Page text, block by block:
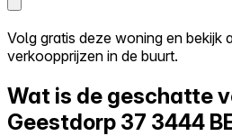
Log in
Probeer Walter gratis
Volg gratis deze woning en bekijk
verkoopprijzen in de buurt.
Wat is de geschatte
Geestdorp 37 3444